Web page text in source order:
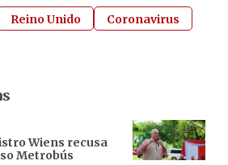
Reino Unido
Coronavirus
Wiens recusa
Metrobús